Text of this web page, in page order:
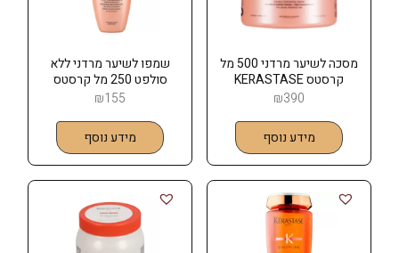
מסכה לשיער מרדני 500 מל
קרסטס KERASTASE
₪390
מידע נוסף
שמפו לשיער מרדני ללא
סולפט 250 מל קרסטס
KERASTASE
₪155
מידע נוסף